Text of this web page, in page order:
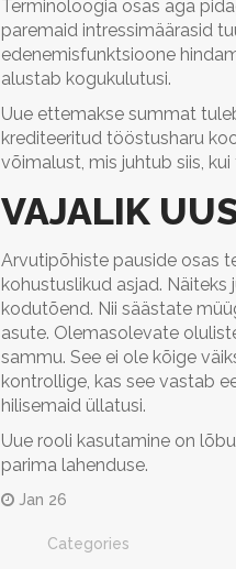
Terminoloogia osas aga
paremaid intressimäärasid
edenemisfunktsioone
alustab kogukulutusi.
Uue ettemakse summat
krediteeritud tööstusharu
võimalust, mis juhtub siis,
VAJALIK
Arvutipõhiste pauside osas
kohustuslikud asjad.
kodutõend. Nii säästate
asute. Olemasolevate
sammu. See ei ole kõige
kontrollige, kas see vastab
hilisemaid üllatusi.
Uue rooli kasutamine on
parima lahenduse.
Jan 26
Categories